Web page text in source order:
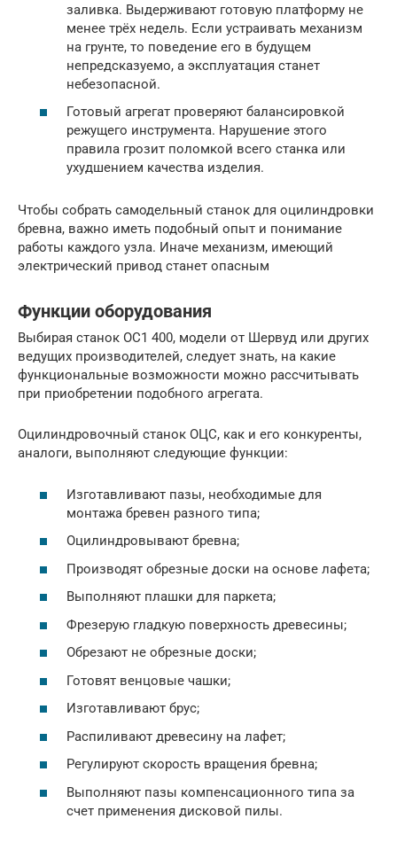
заливка. Выдерживают готовую платформу не
менее трёх недель. Если устраивать механизм
на грунте, то поведение его в будущем
непредсказуемо, а эксплуатация станет
небезопасной.
Готовый агрегат проверяют балансировкой
режущего инструмента. Нарушение этого
правила грозит поломкой всего станка или
ухудшением качества изделия.
Чтобы собрать самодельный станок для оцилиндровки
бревна, важно иметь подобный опыт и понимание
работы каждого узла. Иначе механизм, имеющий
электрический привод станет опасным
Функции оборудования
Выбирая станок ОС1 400, модели от Шервуд или других
ведущих производителей, следует знать, на какие
функциональные возможности можно рассчитывать
при приобретении подобного агрегата.
Оцилиндровочный станок ОЦС, как и его конкуренты,
аналоги, выполняют следующие функции:
Изготавливают пазы, необходимые для
монтажа бревен разного типа;
Оцилиндровывают бревна;
Производят обрезные доски на основе лафета;
Выполняют плашки для паркета;
Фрезерую гладкую поверхность древесины;
Обрезают не обрезные доски;
Готовят венцовые чашки;
Изготавливают брус;
Распиливают древесину на лафет;
Регулируют скорость вращения бревна;
Выполняют пазы компенсационного типа за
счет применения дисковой пилы.